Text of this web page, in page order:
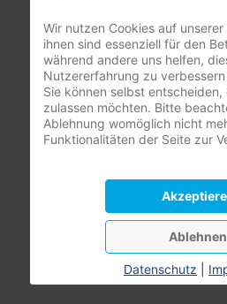
Benutzername
Passwort
Angemeldet bleiben
Passwort vergessen?
Benutzername vergessen?
Wir nutzen Cookies auf
ihnen sind essenziell für den
während andere uns helfen,
Nutzererfahrung zu
Sie können selbst
zulassen möchten. Bitte
Ablehnung womöglich nicht
Funktionalitäten der Seite zur
Ablehnen
Datenschutz